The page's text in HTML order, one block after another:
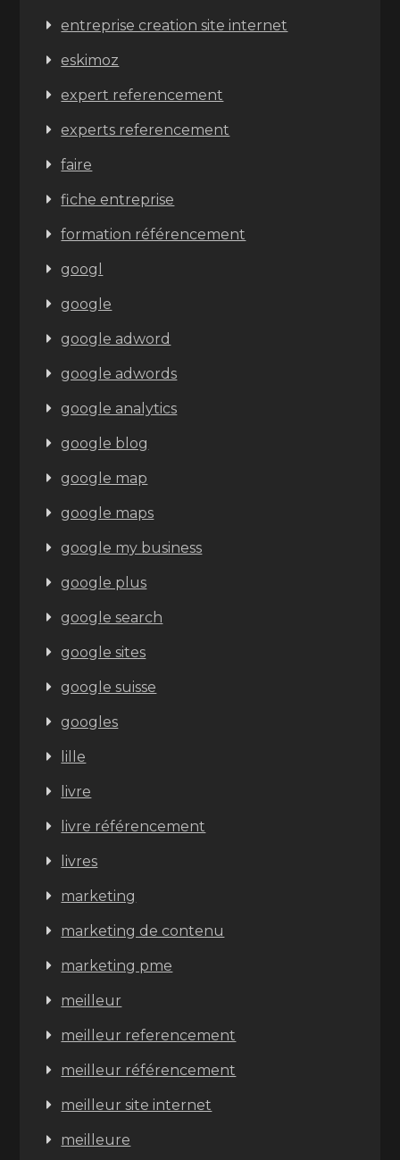
entreprise creation site internet
eskimoz
expert referencement
experts referencement
faire
fiche entreprise
formation référencement
googl
google
google adword
google adwords
google analytics
google blog
google map
google maps
google my business
google plus
google search
google sites
google suisse
googles
lille
livre
livre référencement
livres
marketing
marketing de contenu
marketing pme
meilleur
meilleur referencement
meilleur référencement
meilleur site internet
meilleure